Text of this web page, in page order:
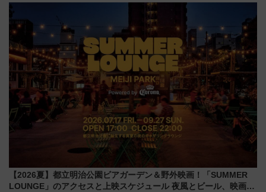
トの一環で激レア体験できちゃ
うかも 参加方法やスケジュール
をご紹介
ーパス」でおトクに道東観光
（8/3発売）
【2026夏】都立明治公園ビアガーデン＆野外映画！「SUMMER
LOUNGE」のアクセスと上映スケジュール 夜風とビール、映画を